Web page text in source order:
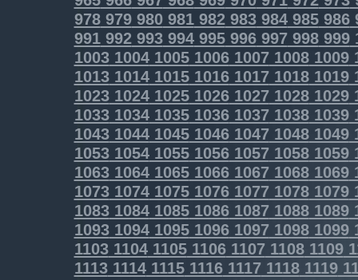
978979980981982983984985986
991992993994995996997998999
1003100410051006100710081009
1013101410151016101710181019
1023102410251026102710281029
1033103410351036103710381039
1043104410451046104710481049
1053105410551056105710581059
1063106410651066106710681069
1073107410751076107710781079
1083108410851086108710881089
1093109410951096109710981099
1103110411051106110711081109
1113111411151116111711181119